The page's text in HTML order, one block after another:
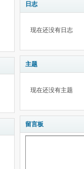
日志
现在还没有日志
主题
现在还没有主题
留言板